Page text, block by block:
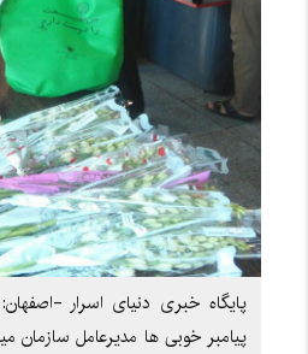
پایگاه خبری دنیای اسرار -
پیامبر خوبی ها مدیرعامل سازمان